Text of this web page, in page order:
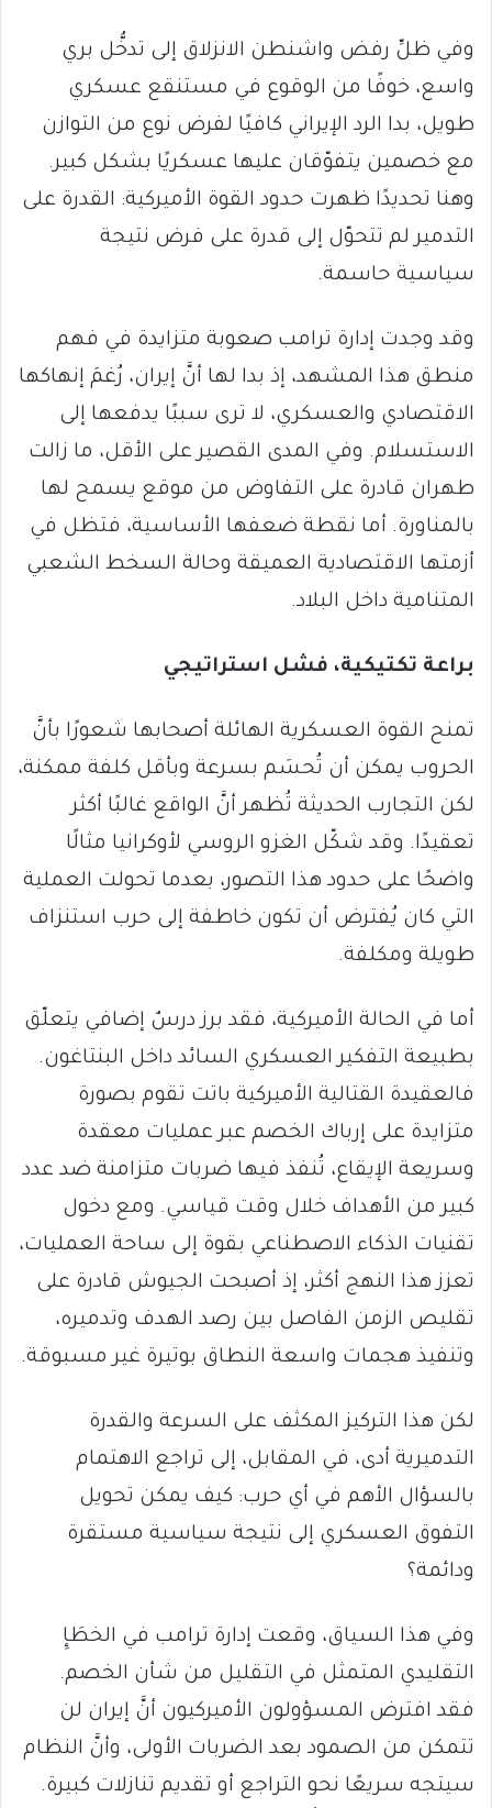
وفي ظلِّ رفض واشنطن الانزلاق إلى تدخُّل بري
واسع، خوفًا من الوقوع في مستنقع عسكري
طويل، بدا الرد الإيراني كافيًا لفرض نوع من التوازن
مع خصمين يتفوّقان عليها عسكريًا بشكل كبير.
وهنا تحديدًا ظهرت حدود القوة الأميركية: القدرة على
التدمير لم تتحوّل إلى قدرة على فرض نتيجة
سياسية حاسمة.
وقد وجدت إدارة ترامب صعوبة متزايدة في فهم
منطق هذا المشهد، إذ بدا لها أنَّ إيران، رُغمَ إنهاكها
الاقتصادي والعسكري، لا ترى سببًا يدفعها إلى
الاستسلام. وفي المدى القصير على الأقل، ما زالت
طهران قادرة على التفاوض من موقع يسمح لها
بالمناورة. أما نقطة ضعفها الأساسية، فتظل في
أزمتها الاقتصادية العميقة وحالة السخط الشعبي
المتنامية داخل البلاد.
براعة تكتيكية، فشل استراتيجي
تمنح القوة العسكرية الهائلة أصحابها شعورًا بأنَّ
الحروب يمكن أن تُحسَم بسرعة وبأقل كلفة ممكنة،
لكن التجارب الحديثة تُظهر أنَّ الواقع غالبًا أكثر
تعقيدًا. وقد شكّل الغزو الروسي لأوكرانيا مثالًا
واضحًا على حدود هذا التصور، بعدما تحولت العملية
التي كان يُفترض أن تكون خاطفة إلى حرب استنزاف
طويلة ومكلفة.
أما في الحالة الأميركية، فقد برز درسٌ إضافي يتعلّق
بطبيعة التفكير العسكري السائد داخل البنتاغون.
فالعقيدة القتالية الأميركية باتت تقوم بصورة
متزايدة على إرباك الخصم عبر عمليات معقدة
وسريعة الإيقاع، تُنفذ فيها ضربات متزامنة ضد عدد
كبير من الأهداف خلال وقت قياسي. ومع دخول
تقنيات الذكاء الاصطناعي بقوة إلى ساحة العمليات،
تعزز هذا النهج أكثر، إذ أصبحت الجيوش قادرة على
تقليص الزمن الفاصل بين رصد الهدف وتدميره،
وتنفيذ هجمات واسعة النطاق بوتيرة غير مسبوقة.
لكن هذا التركيز المكثف على السرعة والقدرة
التدميرية أدى، في المقابل، إلى تراجع الاهتمام
بالسؤال الأهم في أي حرب: كيف يمكن تحويل
التفوق العسكري إلى نتيجة سياسية مستقرة
ودائمة؟
وفي هذا السياق، وقعت إدارة ترامب في الخطَإِ
التقليدي المتمثل في التقليل من شأن الخصم.
فقد افترض المسؤولون الأميركيون أنَّ إيران لن
تتمكن من الصمود بعد الضربات الأولى، وأنَّ النظام
سيتجه سريعًا نحو التراجع أو تقديم تنازلات كبيرة.